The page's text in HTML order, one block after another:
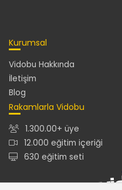
Yazıyı Hücre İçinde
Hücre Birleştirme
Hücre İçinde Metni
Sayı ve Tarih
Bindelik Ayraç ve
Para Birimi
Kurumsal
Vidobu Hakkında
İletişim
Blog
Rakamlarla Vidobu
1.300.00+ üye
12.000 eğitim içeriği
630 eğitim seti